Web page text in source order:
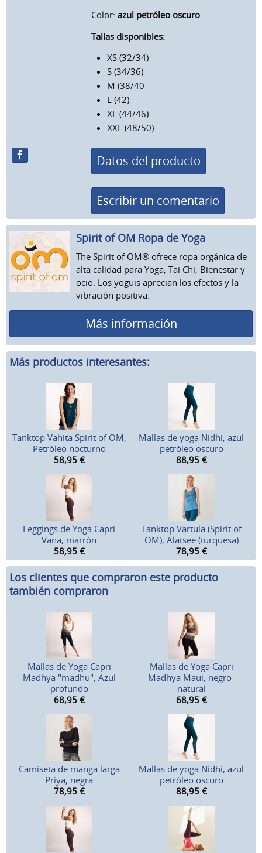
Color:azul petróleo oscuro
Tallas disponibles:
XS (32/34)
S (34/36)
M (38/40
L (42)
XL (44/46)
XXL (48/50)
Datos del producto
Escribir un comentario
Spirit of OM Ropa de Yoga
The Spirit of OM® ofrece ropa orgánica de
alta calidad para Yoga, Tai Chi, Bienestar y
ocio. Los yoguis aprecian los efectos y la
vibración positiva.
Más información
Más productos interesantes:
Tanktop Vahita Spirit of OM,
Petróleo nocturno
58,95 €
Mallas de yoga Nidhi, azul
petróleo oscuro
88,95 €
Leggings de Yoga Capri
Vana, marrón
58,95 €
Tanktop Vartula (Spirit of
OM), Alatsee (turquesa)
78,95 €
Los clientes que compraron este producto
también compraron
Mallas de Yoga Capri
Madhya "madhu", Azul
profundo
68,95 €
Mallas de Yoga Capri
Madhya Maui, negro-
natural
68,95 €
Camiseta de manga larga
Priya, negra
78,95 €
Mallas de yoga Nidhi, azul
petróleo oscuro
88,95 €